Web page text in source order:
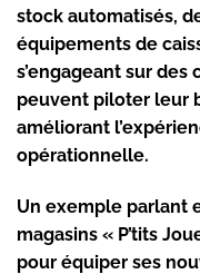
stock automatisés,
équipements de
s’engageant sur des
peuvent piloter leur
améliorant
opérationnelle.
Un exemple parlant
magasins « P’tits
pour équiper ses